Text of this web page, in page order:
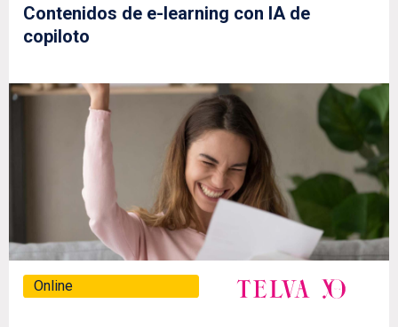
Contenidos de e-learning con IA de
copiloto
Online